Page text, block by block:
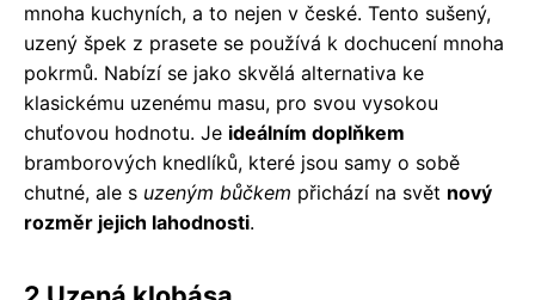
mnoha kuchyních, a to nejen v české. Tento sušený,
uzený špek z prasete se používá k dochucení mnoha
pokrmů. Nabízí se jako skvělá alternativa ke
klasickému uzenému masu, pro svou vysokou
chuťovou hodnotu. Je ideálním doplňkem
bramborových knedlíků, které jsou samy o sobě
chutné, ale s uzeným bůčkem přichází na svět nový
rozměr jejich lahodnosti.